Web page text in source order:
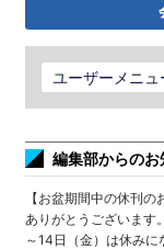
ユーザーメニュ
編集部からのお
【お盆期間中の休刊
ありがとうございます
～14日（金）は休みに